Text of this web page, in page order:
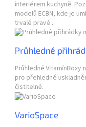
interiérem kuchyně.
modelů ECBN, kde je
trvalé pravé .
Průhledné
Průhledné
pro přehledné
čistitelné.
VarioSpace